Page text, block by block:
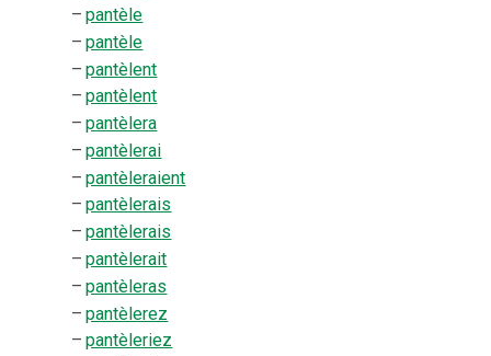
– pantèle
– pantèle
– pantèlent
– pantèlent
– pantèlera
– pantèlerai
– pantèleraient
– pantèlerais
– pantèlerais
– pantèlerait
– pantèleras
– pantèlerez
– pantèleriez